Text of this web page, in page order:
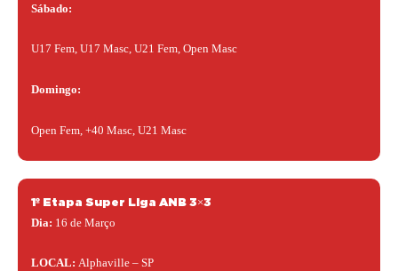
Sábado:
U17 Fem, U17 Masc, U21 Fem, Open Masc
Domingo:
Open Fem, +40 Masc, U21 Masc
1º Etapa Super Liga ANB 3×3
Dia: 16 de Março
LOCAL: Alphaville – SP